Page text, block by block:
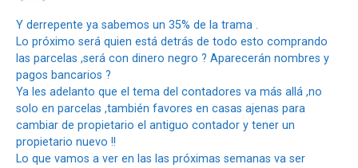
Y derrepente ya sabemos un 35% de la trama .
Lo próximo será quien está detrás de todo esto comprando
las parcelas ,será con dinero negro ? Aparecerán nombres y
pagos bancarios ?
Ya les adelanto que el tema del contadores va más allá ,no
solo en parcelas ,también favores en casas ajenas para
cambiar de propietario el antiguo contador y tener un
propietario nuevo !!
Lo que vamos a ver en las las próximas semanas va ser